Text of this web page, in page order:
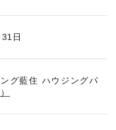
日
グ藍住 ハウジングパ